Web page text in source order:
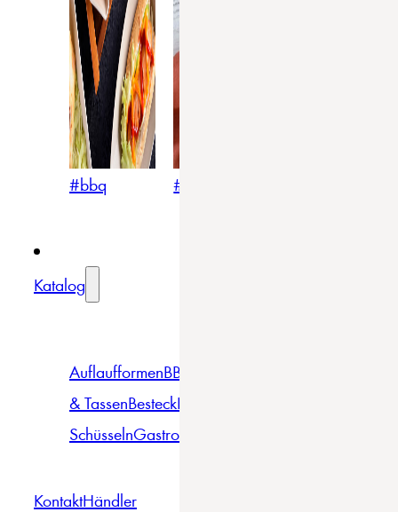
#bbq #blumig
Katalog
AuflaufformenBBQ
& TassenBesteckBowls &
SchüsselnGastro
KontaktHändler